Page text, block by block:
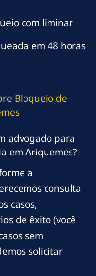
com liminar
em 48 horas
Bloqueio de
advogado para
em Ariquemes?
a
consulta
casos,
de êxito (você
sem
solicitar